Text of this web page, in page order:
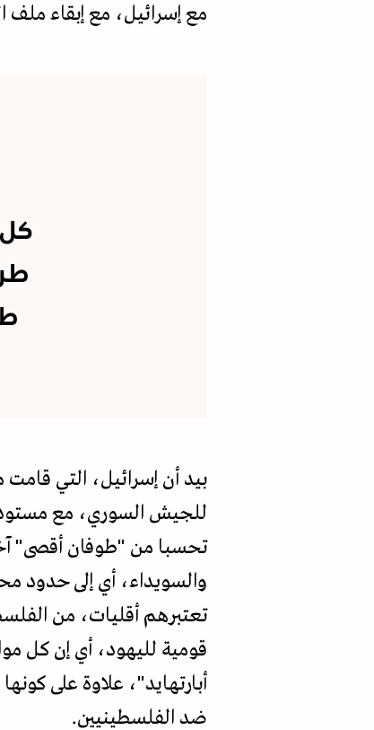
مع إسرائيل، مع إبقاء ملف
كل
بيد أن إسرائيل، التي
للجيش السوري، مع
تحسبا من "طوفان أقصى"
والسويداء، أي إلى حدود
تعتبرهم أقليات، من
قومية لليهود، أي إن كل
أبارتهايد"، علاوة على
ضد الفلسطينيين.